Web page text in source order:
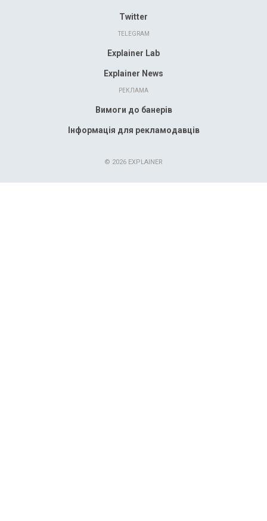
Twitter
TELEGRAM
Explainer Lab
Explainer News
РЕКЛАМА
Вимоги до банерів
Інформація для рекламодавців
© 2026 EXPLAINER